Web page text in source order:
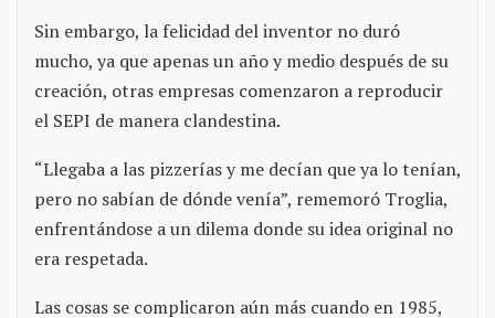
Sin embargo, la felicidad del inventor no duró
mucho, ya que apenas un año y medio después de su
creación, otras empresas comenzaron a reproducir
el SEPI de manera clandestina.
“Llegaba a las pizzerías y me decían que ya lo tenían,
pero no sabían de dónde venía”, rememoró Troglia,
enfrentándose a un dilema donde su idea original no
era respetada.
Las cosas se complicaron aún más cuando en 1985,